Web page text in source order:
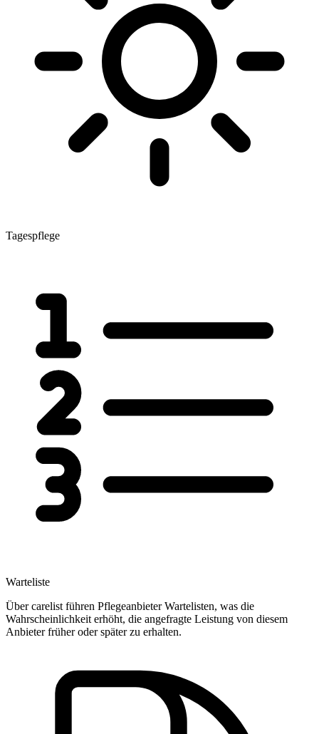
Tagespflege
Warteliste
Über carelist führen Pflegeanbieter Wartelisten, was die
Wahrscheinlichkeit erhöht, die angefragte Leistung von diesem
Anbieter früher oder später zu erhalten.